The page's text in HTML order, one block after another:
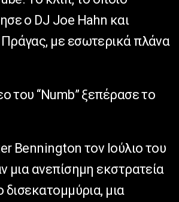
ο DJ Joe Hahn και
με εσωτερικά πλάνα
του “Numb” ξεπέρασε το
Bennington τον Ιούλιο του
μια ανεπίσημη εκστρατεία
δισεκατομμύρια, μια